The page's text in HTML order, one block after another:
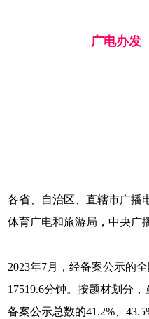
广电办发
各省、自治区、直辖市广播
体育广电和旅游局，中央广
2023年7月，经备案公示的
17519.6分钟。按题材划分
备案公示总数的41.2%、